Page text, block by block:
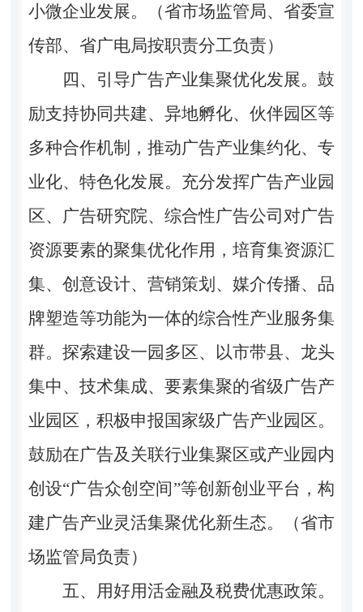
小微企业发展。（省市场监管局、省委宣
传部、省广电局按职责分工负责）
四、引导广告产业集聚优化发展。 鼓
励支持协同共建、异地孵化、伙伴园区等
多种合作机制，推动广告产业集约化、专
业化、特色化发展。充分发挥广告产业园
区、广告研究院、综合性广告公司对广告
资源要素的聚集优化作用，培育集资源汇
集、创意设计、营销策划、媒介传播、品
牌塑造等功能为一体的综合性产业服务集
群。探索建设一园多区、以市带县、龙头
集中、技术集成、要素集聚的省级广告产
业园区，积极申报国家级广告产业园区。
鼓励在广告及关联行业集聚区或产业园内
创设“广告众创空间”等创新创业平台，构
建广告产业灵活集聚优化新生态。（省市
场监管局负责）
五、用好用活金融及税费优惠政策。